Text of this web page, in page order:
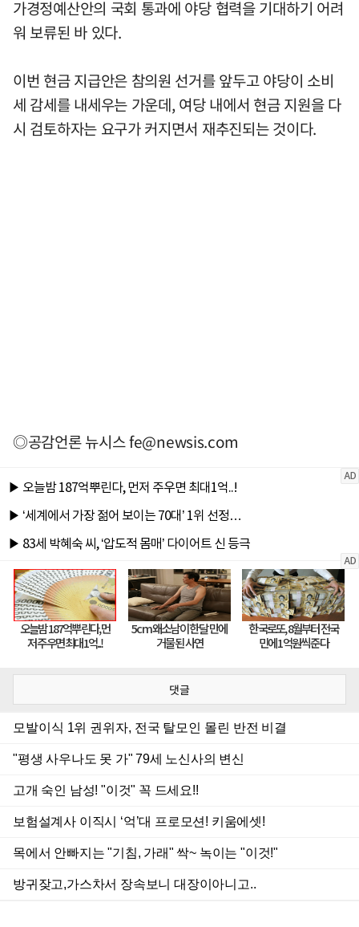
가경정예산안의 국회 통과에 야당 협력을 기대하기 어려
워 보류된 바 있다.
이번 현금 지급안은 참의원 선거를 앞두고 야당이 소비
세 감세를 내세우는 가운데, 여당 내에서 현금 지원을 다
시 검토하자는 요구가 커지면서 재추진되는 것이다.
◎공감언론 뉴시스fe@newsis.com
댓글